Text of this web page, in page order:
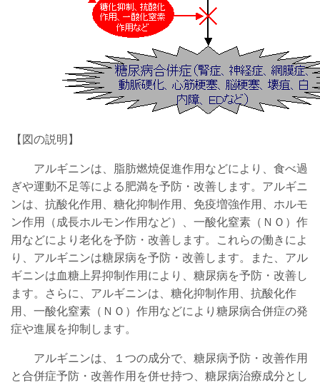
【図の説明】
アルギニンは、脂肪燃焼促進作用などにより、食べ過
ぎや運動不足等による肥満を予防・改善します。アルギニ
ンは、抗酸化作用、糖化抑制作用、免疫増強作用、ホルモ
ン作用（成長ホルモン作用など）、一酸化窒素（ＮＯ）作
用などにより老化を予防・改善します。これらの働きによ
り、アルギニンは糖尿病を予防・改善します。また、アル
ギニンは血糖上昇抑制作用により、糖尿病を予防・改善し
ます。さらに、アルギニンは、糖化抑制作用、抗酸化作
用、一酸化窒素（ＮＯ）作用などにより糖尿病合併症の発
症や進展を抑制します。
アルギニンは、１つの成分で、糖尿病予防・改善作用
と合併症予防・改善作用を併せ持つ、糖尿病治療成分とし